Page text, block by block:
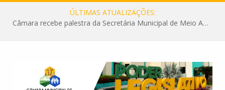
ÚLTIMAS ATUALIZAÇÕES:
Câmara recebe palestra da Secretária Municipal de Meio Ambiente sobre as ações da “SEMANA DO MEIO AMBIENTE”